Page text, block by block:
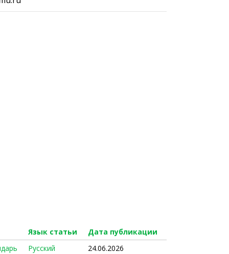
Язык статьи
Дата публикации
Русский 24.06.2026